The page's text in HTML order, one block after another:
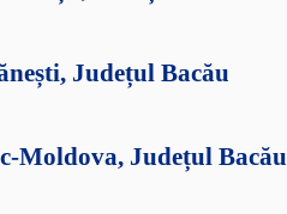
Județul Bacău
Moldova, Județul Bacău